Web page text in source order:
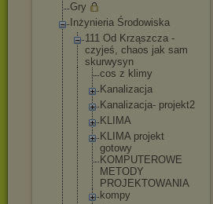
Gry
Inżynieria Środowiska
111 Od Krząszcza -
czyjeś, chaos jak sam
skurwysyn
cos z klimy
Kanalizacja
Kanalizacja- projekt2
KLIMA
KLIMA projekt
gotowy
KOMPUTEROWE
METODY
PROJEKTOWAN IA
kompy